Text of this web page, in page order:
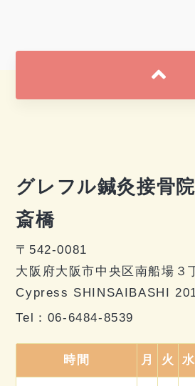
グレフル鍼灸接骨
斎橋
〒542-0081
大阪府大阪市中央区南船場３
Cypress SHINSAIBASHI
Tel： 06-6484-8539
時間 月 火 水